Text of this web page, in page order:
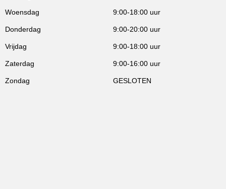
Woensdag 9:00-18:00 uur
Donderdag 9:00-20:00 uur
Vrijdag 9:00-18:00 uur
Zaterdag 9:00-16:00 uur
Zondag GESLOTEN